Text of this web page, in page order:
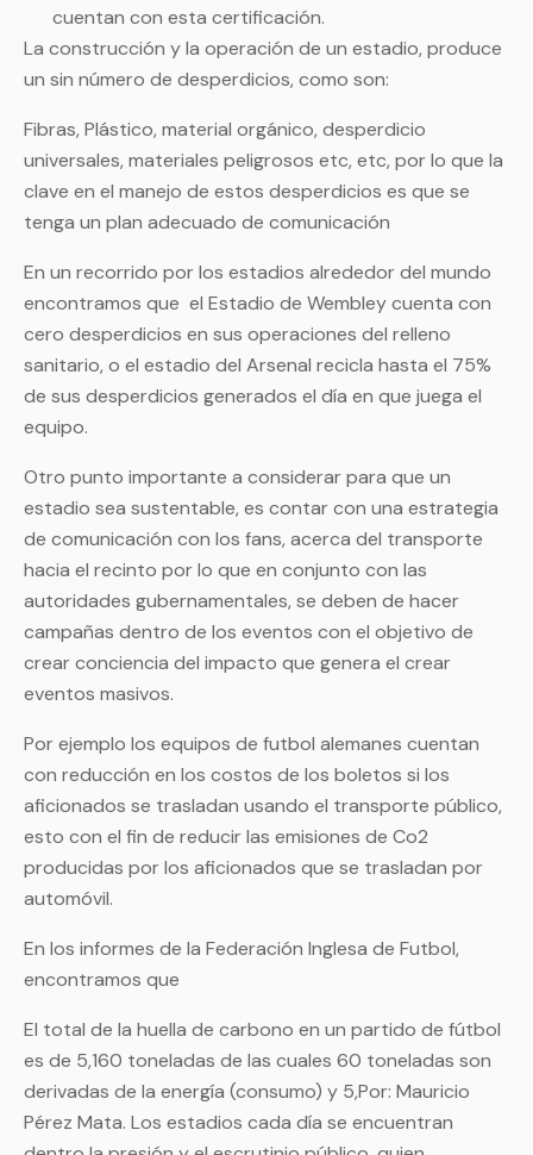
cuentan con esta certificación.
La construcción y la operación de un estadio, produce
un sin número de desperdicios, como son:
Fibras, Plástico, material orgánico, desperdicio
universales, materiales peligrosos etc, etc, por lo que la
clave en el manejo de estos desperdicios es que se
tenga un plan adecuado de comunicación
En un recorrido por los estadios alrededor del mundo
encontramos que el Estadio de Wembley cuenta con
cero desperdicios en sus operaciones del relleno
sanitario, o el estadio del Arsenal recicla hasta el 75%
de sus desperdicios generados el día en que juega el
equipo.
Otro punto importante a considerar para que un
estadio sea sustentable, es contar con una estrategia
de comunicación con los fans, acerca del transporte
hacia el recinto por lo que en conjunto con las
autoridades gubernamentales, se deben de hacer
campañas dentro de los eventos con el objetivo de
crear conciencia del impacto que genera el crear
eventos masivos.
Por ejemplo los equipos de futbol alemanes cuentan
con reducción en los costos de los boletos si los
aficionados se trasladan usando el transporte público,
esto con el fin de reducir las emisiones de Co2
producidas por los aficionados que se trasladan por
automóvil.
En los informes de la Federación Inglesa de Futbol,
encontramos que
El total de la huella de carbono en un partido de fútbol
es de 5,160 toneladas de las cuales 60 toneladas son
derivadas de la energía (consumo) y 5,Por: Mauricio
Pérez Mata. Los estadios cada día se encuentran